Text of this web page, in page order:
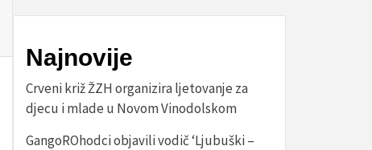
Najnovije
Crveni križ ŽZH organizira ljetovanje za
djecu i mlade u Novom Vinodolskom
GangoROhodci objavili vodič ‘Ljubuški –